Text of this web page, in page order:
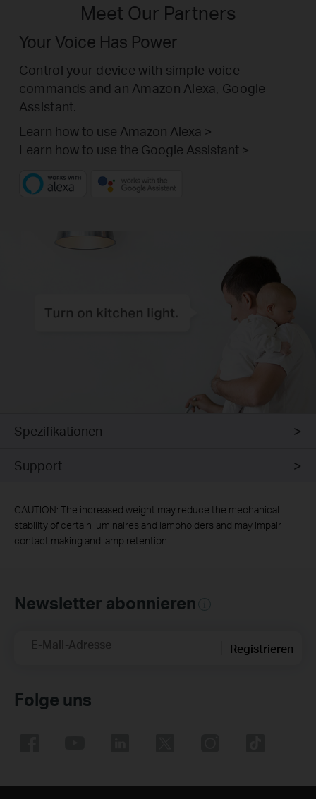
Meet Our Partners
Your Voice Has Power
Control your device with simple voice
commands and an Amazon Alexa, Google
Assistant.
Learn how to use Amazon Alexa >
Learn how to use the Google Assistant >
Spezifikationen
Support
CAUTION: The increased weight may reduce the mechanical
stability of certain luminaires and lampholders and may impair
contact making and lamp retention.
Newsletter abonnieren
E-Mail-Adresse Registrieren
Folge uns